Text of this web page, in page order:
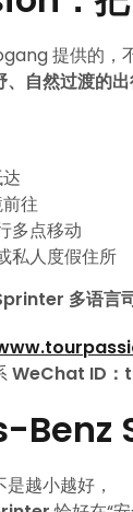
提供的，
、自然过渡的
往
多点移动
私人度假住所
多语言
WeChat ID
越小越好，